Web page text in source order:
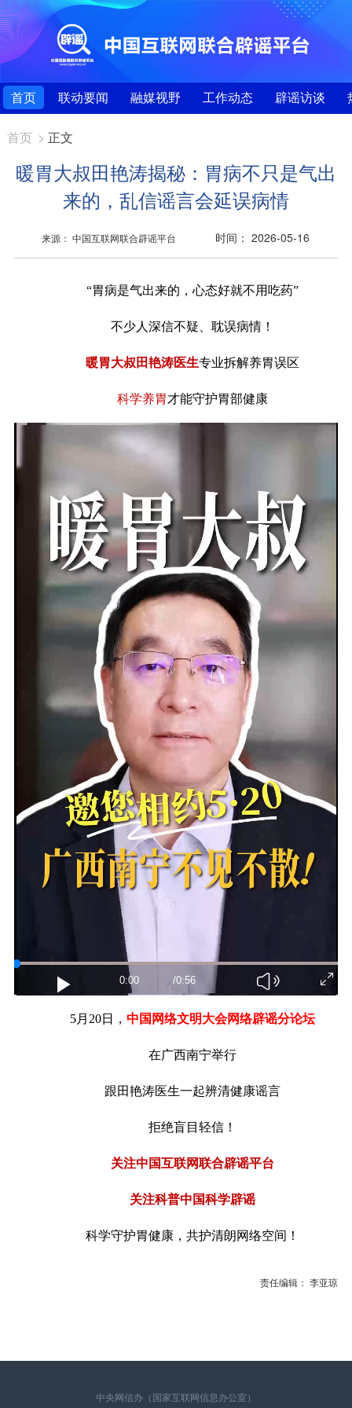
首页 联动要闻 融媒视野 工作动态 辟谣访谈
首页 > 正文
暖胃大叔田艳涛揭秘：胃病不只是气出
来的，乱信谣言会延误病情
来源： 中国互联网联合辟谣平台 时间： 2026-05-16
“胃病是气出来的，心态好就不用吃药”
不少人深信不疑、耽误病情！
暖胃大叔田艳涛医生专业拆解养胃误区
科学养胃才能守护胃部健康
0:00 /0:56
5月20日，中国网络文明大会网络辟谣分论坛
在广西南宁举行
跟田艳涛医生一起辨清健康谣言
拒绝盲目轻信！
关注中国互联网联合辟谣平台
关注科普中国科学辟谣
科学守护胃健康，共护清朗网络空间！
责任编辑： 李亚琼
中央网信办（国家互联网信息办公室）